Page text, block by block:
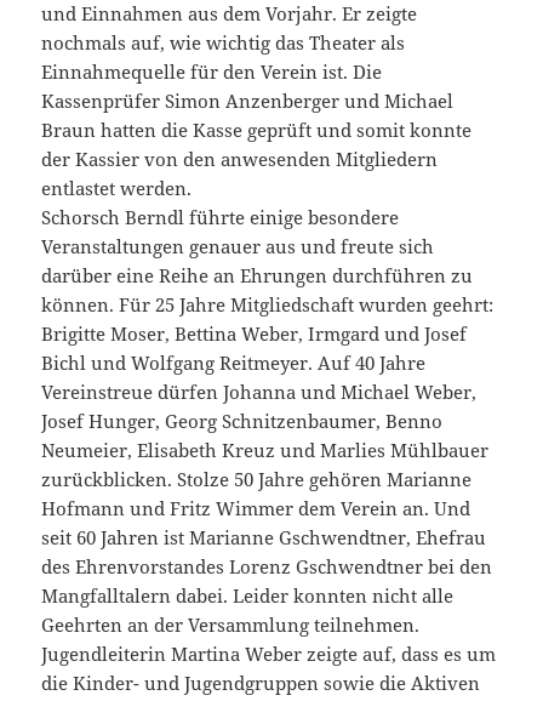
und Einnahmen aus dem Vorjahr. Er zeigte
nochmals auf, wie wichtig das Theater als
Einnahmequelle für den Verein ist. Die
Kassenprüfer Simon Anzenberger und Michael
Braun hatten die Kasse geprüft und somit konnte
der Kassier von den anwesenden Mitgliedern
entlastet werden.
Schorsch Berndl führte einige besondere
Veranstaltungen genauer aus und freute sich
darüber eine Reihe an Ehrungen durchführen zu
können. Für 25 Jahre Mitgliedschaft wurden geehrt:
Brigitte Moser, Bettina Weber, Irmgard und Josef
Bichl und Wolfgang Reitmeyer. Auf 40 Jahre
Vereinstreue dürfen Johanna und Michael Weber,
Josef Hunger, Georg Schnitzenbaumer, Benno
Neumeier, Elisabeth Kreuz und Marlies Mühlbauer
zurückblicken. Stolze 50 Jahre gehören Marianne
Hofmann und Fritz Wimmer dem Verein an. Und
seit 60 Jahren ist Marianne Gschwendtner, Ehefrau
des Ehrenvorstandes Lorenz Gschwendtner bei den
Mangfalltalern dabei. Leider konnten nicht alle
Geehrten an der Versammlung teilnehmen.
Jugendleiterin Martina Weber zeigte auf, dass es um
die Kinder- und Jugendgruppen sowie die Aktiven